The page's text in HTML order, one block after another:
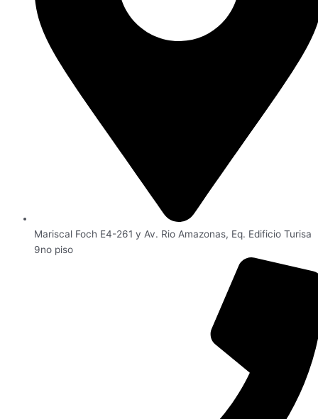
Mariscal Foch E4-261 y Av. Rio Amazonas, Eq. Edificio Turisa
9no piso